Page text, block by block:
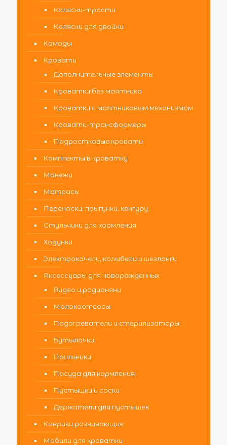
Коляски-трости
Коляски для двойни
Комоды
Кровати
Дополнительные элементы
Кроватки без маятника
Кроватки с маятниковым механизмом
Кровати-трансформеры
Подростковые кровати
Комплекты в кроватку
Манежи
Матрасы
Переноски, прыгунки, кенгуру
Стульчики для кормления
Ходунки
Электрокачели, колыбели и шезлонги
Аксессуары для новорожденных
Видео и радионяни
Молокоотсосы
Подогреватели и стерилизаторы
Бутылочки
Поильники
Посуда для кормления
Пустышки и соски
Держатели для пустышек
Коврики развивающие
Мобили для кроватки